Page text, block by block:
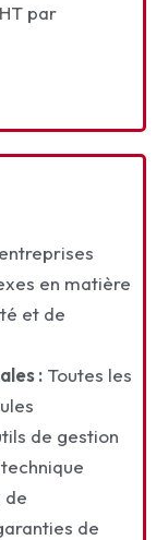
par
en matière
et de
: Toutes les
de gestion
de
de